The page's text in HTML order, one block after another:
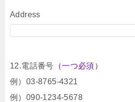
Address
12.電話番号 （一つ必須）
例）03-8765-4321
例）090-1234-5678